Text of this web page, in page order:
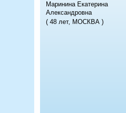
Маринина Екатерина
Александровна
( 48 лет, МОСКВА )